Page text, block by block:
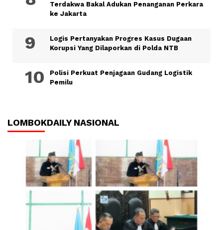
Terdakwa Bakal Adukan Penanganan Perkara
ke Jakarta
Logis Pertanyakan Progres Kasus Dugaan
Korupsi Yang Dilaporkan di Polda NTB
Polisi Perkuat Penjagaan Gudang Logistik
Pemilu
LOMBOKDAILY NASIONAL